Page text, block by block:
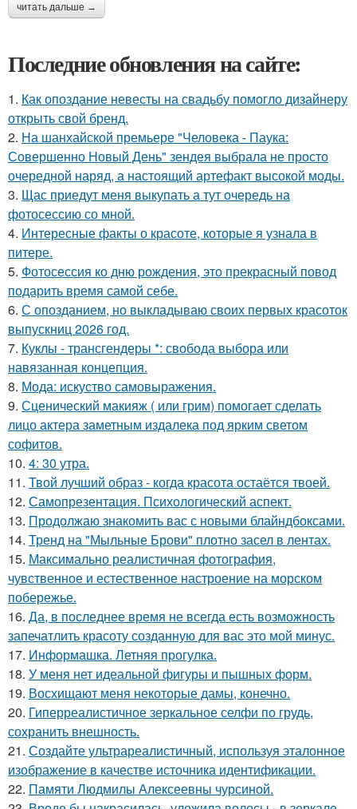
читать дальше →
Последние обновления на сайте:
1. Как опоздание невесты на свадьбу помогло дизайнеру
открыть свой бренд.
2. На шанхайской премьере "Человека - Паука:
Совершенно Новый День" зендея выбрала не просто
очередной наряд, а настоящий артефакт высокой моды.
3. Щас приедут меня выкупать а тут очередь на
фотосессию со мной.
4. Интересные факты о красоте, которые я узнала в
питере.
5. Фотосессия ко дню рождения, это прекрасный повод
подарить время самой себе.
6. С опозданием, но выкладываю своих первых красоток
выпускниц 2026 год.
7. Куклы - трансгендеры *: свобода выбора или
навязанная концепция.
8. Мода: искуство самовыражения.
9. Сценический макияж ( или грим) помогает сделать
лицо актера заметным издалека под ярким светом
софитов.
10. 4: 30 утра.
11. Твой лучший образ - когда красота остаётся твоей.
12. Самопрезентация. Психологический аспект.
13. Продолжаю знакомить вас с новыми блайндбоксами.
14. Тренд на "Мыльные Брови" плотно засел в лентах.
15. Максимально реалистичная фотография,
чувственное и естественное настроение на морском
побережье.
16. Да, в последнее время не всегда есть возможность
запечатлить красоту созданную для вас это мой минус.
17. Информашка. Летняя прогулка.
18. У меня нет идеальной фигуры и пышных форм.
19. Восхищают меня некоторые дамы, конечно.
20. Гиперреалистичное зеркальное селфи по грудь,
сохранить внешность.
21. Создайте ультрареалистичный, используя эталонное
изображение в качестве источника идентификации.
22. Памяти Людмилы Алексеевны чурсиной.